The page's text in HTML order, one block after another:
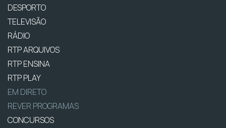
DESPORTO
TELEVISÃO
RÁDIO
RTP ARQUIVOS
RTP ENSINA
RTP PLAY
EM DIRETO
REVER PROGRAMAS
CONCURSOS